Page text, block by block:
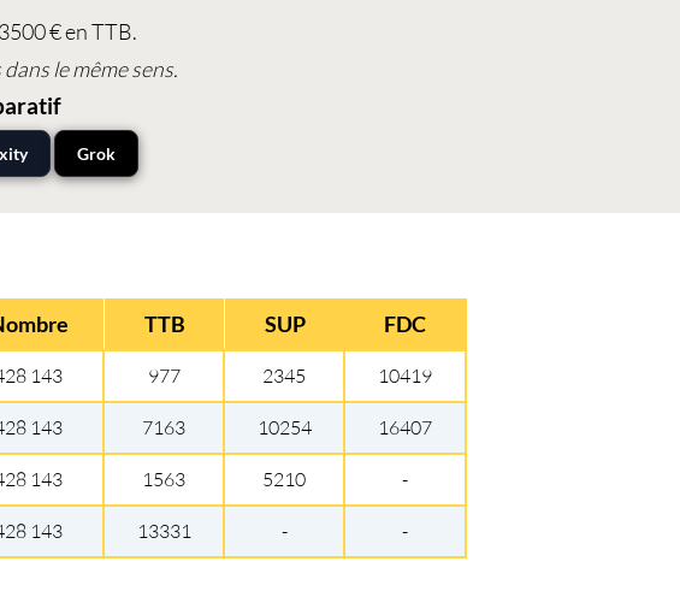
€ en TTB.
le même sens.
Grok
TTB SUP FDC
143 977 2345 10419
143 7163 10254 16407
143 1563 5210 -
143 13331 -
-